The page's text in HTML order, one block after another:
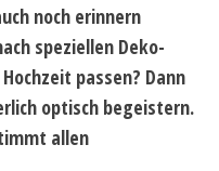
noch erinnern
speziellen Deko-
passen? Dann
optisch begeistern.
allen